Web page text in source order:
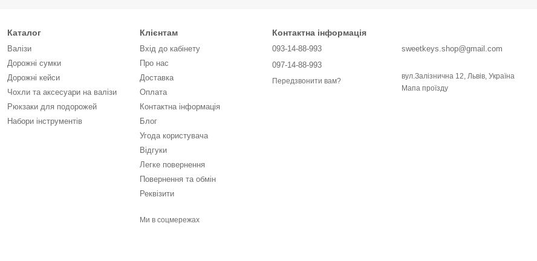
Каталог
Валізи
Дорожні сумки
Дорожні кейси
Чохли та аксесуари на валізи
Рюкзаки для подорожей
Набори інструментів
Клієнтам
Вхід до кабінету
Про нас
Доставка
Оплата
Контактна інформація
Блог
Угода користувача
Відгуки
Легке повернення
Повернення та обмін
Реквізити
Ми в соцмережах
Контактна інформація
093-14-88-993
097-14-88-993
Передзвонити вам?
sweetkeys.shop@gmail.com
вул.Залізнична 12, Львів, Україна
Мапа проїзду